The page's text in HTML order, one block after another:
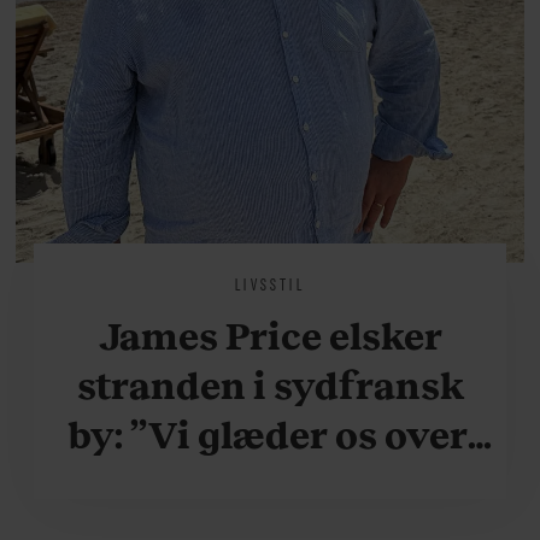
LIVSSTIL
James Price elsker
stranden i sydfransk
by: ”Vi glæder os over,